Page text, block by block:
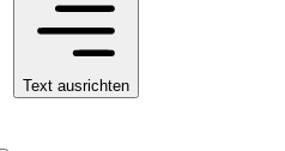
Text ausrichten